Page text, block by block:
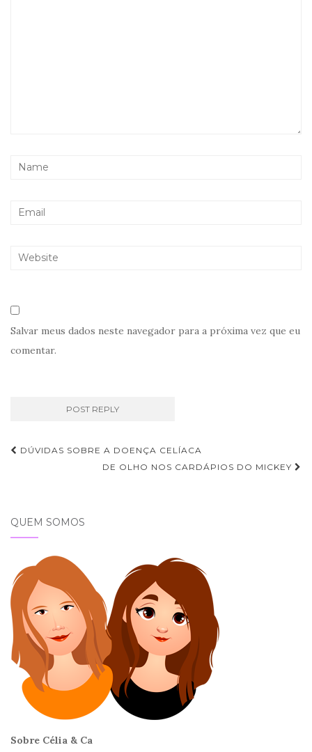
Salvar meus dados neste navegador para a próxima vez que eu
comentar.
Navegação
DÚVIDAS SOBRE A DOENÇA CELÍACA
DE OLHO NOS CARDÁPIOS DO MICKEY
QUEM SOMOS
Sobre Célia & Ca